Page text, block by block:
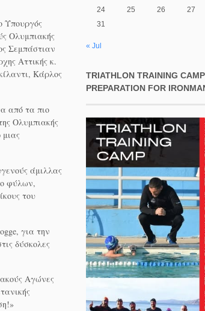
Υπουργός
Ολυμπιακής
Σεμπάστιαν
Αττικής κ.
Κάρλος
από τα πιο
Ολυμπιακής
άμιλλας
φύλων,
του
για την
δύσκολες
Αγώνες
24
25 26 27
31
« Jul
TRIATHLON TRAINING
PREPARATION FOR